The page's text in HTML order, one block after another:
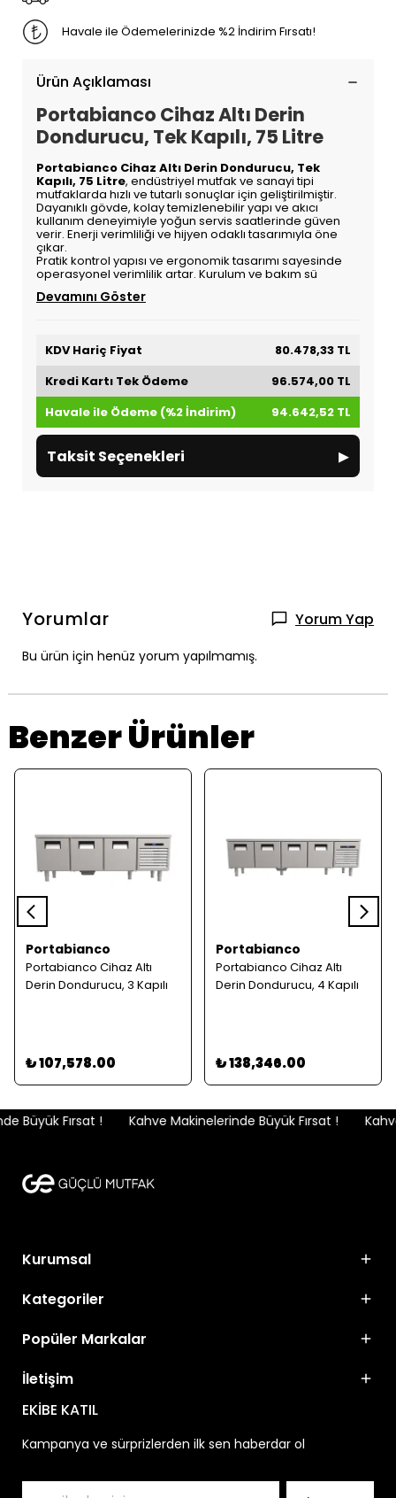
Havale ile Ödemelerinizde %2 İndirim Fırsatı!
Ürün Açıklaması
Portabianco Cihaz Altı Derin
Dondurucu, Tek Kapılı, 75 Litre
Portabianco Cihaz Altı Derin Dondurucu, Tek
Kapılı, 75 Litre, endüstriyel mutfak ve sanayi tipi
mutfaklarda hızlı ve tutarlı sonuçlar için geliştirilmiştir.
Dayanıklı gövde, kolay temizlenebilir yapı ve akıcı
kullanım deneyimiyle yoğun servis saatlerinde güven
verir. Enerji verimliliği ve hijyen odaklı tasarımıyla öne
çıkar.
Pratik kontrol yapısı ve ergonomik tasarımı sayesinde
operasyonel verimlilik artar. Kurulum ve bakım sü
Devamını Göster
KDV Hariç Fiyat
80.478,33 TL
Kredi Kartı Tek Ödeme
96.574,00 TL
Havale ile Ödeme (%2 İndirim)
94.642,52 TL
Taksit Seçenekleri ▸
Yorumlar Yorum Yap
Bu ürün için henüz yorum yapılmamış.
Benzer Ürünler
Portabianco
Portabianco Cihaz Altı
Derin Dondurucu, 3 Kapılı
₺ 107,578.00
Portabianco
Portabianco Cihaz Altı
Derin Dondurucu, 4 Kapılı
₺ 138,346.00
Büyük Fırsat ! Kahve Makinelerinde Büyük Fırsat !
Kurumsal
Kategoriler
Popüler Markalar
İletişim
EKİBE KATIL
Kampanya ve sürprizlerden ilk sen haberdar ol